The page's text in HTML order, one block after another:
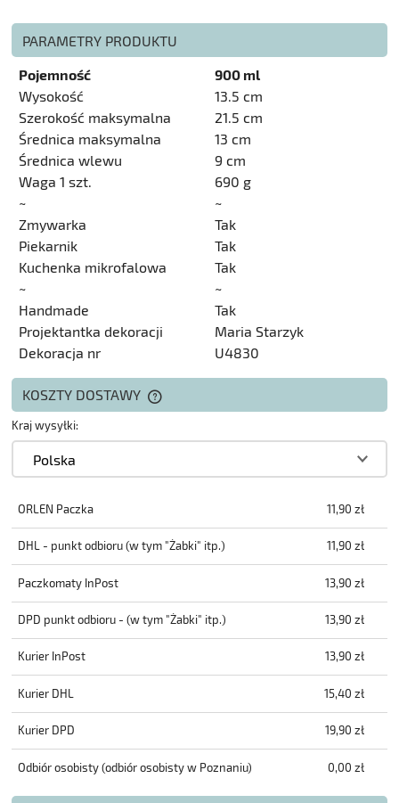
PARAMETRY PRODUKTU
Pojemność
900 ml
Wysokość
13.5 cm
Szerokość maksymalna
21.5 cm
Średnica maksymalna
13 cm
Średnica wlewu
9 cm
Waga 1 szt.
690 g
~
~
Zmywarka
Tak
Piekarnik
Tak
Kuchenka mikrofalowa
Tak
~
~
Handmade
Tak
Projektantka dekoracji
Maria Starzyk
Dekoracja nr
U4830
KOSZTY DOSTAWY
Kraj wysyłki:
ORLEN Paczka 11,90 zł
DHL - punkt odbioru (w tym "Żabki" itp.) 11,90 zł
Paczkomaty InPost 13,90 zł
DPD punkt odbioru - (w tym "Żabki" itp.) 13,90 zł
Kurier InPost 13,90 zł
Kurier DHL 15,40 zł
Kurier DPD 19,90 zł
Odbiór osobisty(odbiór osobisty w Poznaniu) 0,00 zł